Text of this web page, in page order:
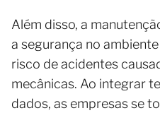
Além disso, a
a segurança no
risco de acidentes
mecânicas. Ao integrar
dados, as empresas se